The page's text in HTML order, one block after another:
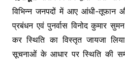
o
o
k
p
p
n
g
er
विभिन्न जनपदों में आए आंधी-तूफान
प्रबंधन एवं पुनर्वास विनोद कुमार
कर स्थिति का विस्तृत जायजा
सूचनाओं के आधार पर स्थिति की